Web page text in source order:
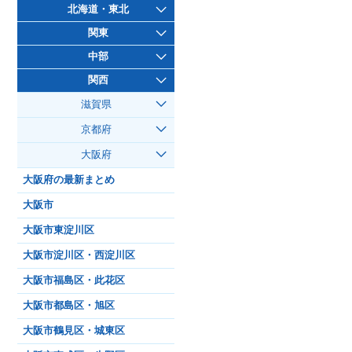
北海道・東北
関東
中部
関西
滋賀県
京都府
大阪府
大阪府の最新まとめ
大阪市
大阪市東淀川区
大阪市淀川区・西淀川区
大阪市福島区・此花区
大阪市都島区・旭区
大阪市鶴見区・城東区